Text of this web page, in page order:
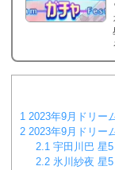
1 2023年9月ドリー
2 2023年9月ドリー
2.1 宇田川巴 星5
2.2 氷川紗夜 星5